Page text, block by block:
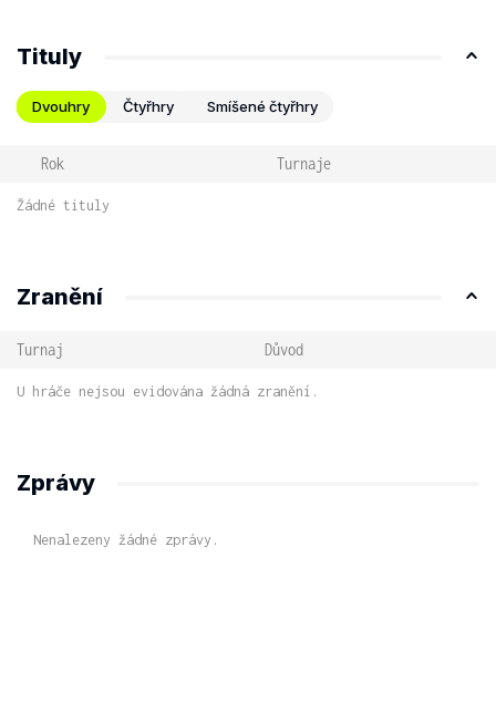
Tituly
Dvouhry Čtyřhry Smíšené čtyřhry
Rok Turnaje
Žádné tituly
Zranění
Turnaj Důvod
U hráče nejsou evidována žádná zranění.
Zprávy
Nenalezeny žádné zprávy.